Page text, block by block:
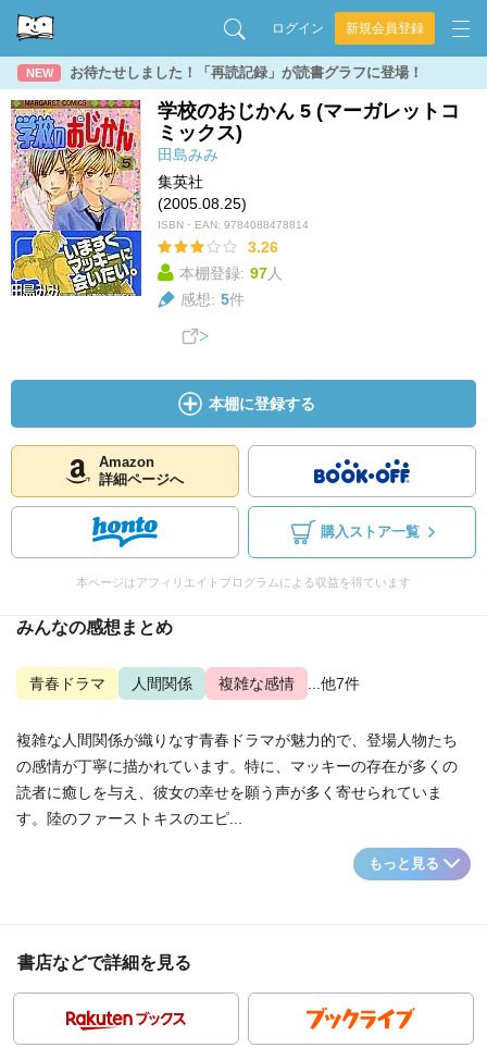
ログイン 新規会員登録
NEW お待たせしました！「再読記録」が読書グラフに登場！
学校のおじかん 5 (マーガレットコ
ミックス)
田島みみ
集英社
(2005.08.25)
ISBN・EAN: 9784088478814
3.26
本棚登録: 97人
感想: 5件
本棚に登録する
Amazon
詳細ページへ
購入ストア一覧
本ページはアフィリエイトプログラムによる収益を得ています
みんなの感想まとめ
青春ドラマ 人間関係 複雑な感情 ...他7件
複雑な人間関係が織りなす青春ドラマが魅力的で、登場人物たち
の感情が丁寧に描かれています。特に、マッキーの存在が多くの
読者に癒しを与え、彼女の幸せを願う声が多く寄せられていま
す。陸のファーストキスのエピ...
もっと見る
書店などで詳細を見る